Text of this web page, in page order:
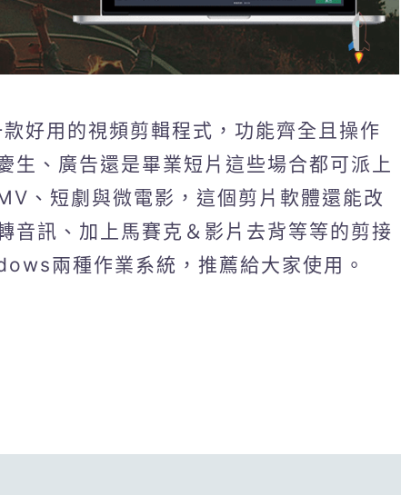
用的視頻剪輯程式，功能齊全且操作
生、廣告還是畢業短片這些場合都可派上
、短劇與微電影，這個剪片軟體還能改
音訊、加上馬賽克＆影片去背等等的剪接
兩種作業系統，推薦給大家使用。